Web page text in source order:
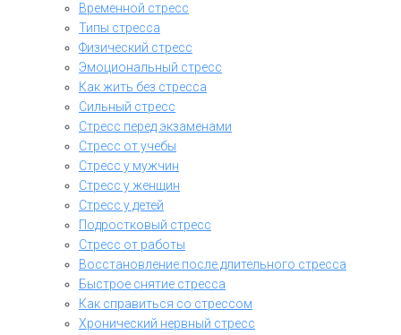
Временной стресс
Типы стресса
Физический стресс
Эмоциональный стресс
Как жить без стресса
Сильный стресс
Стресс перед экзаменами
Стресс от учебы
Стресс у мужчин
Стресс у женщин
Стресс у детей
Подростковый стресс
Стресс от работы
Восстановление после длительного стресса
Быстрое снятие стресса
Как справиться со стрессом
Хронический нервный стресс